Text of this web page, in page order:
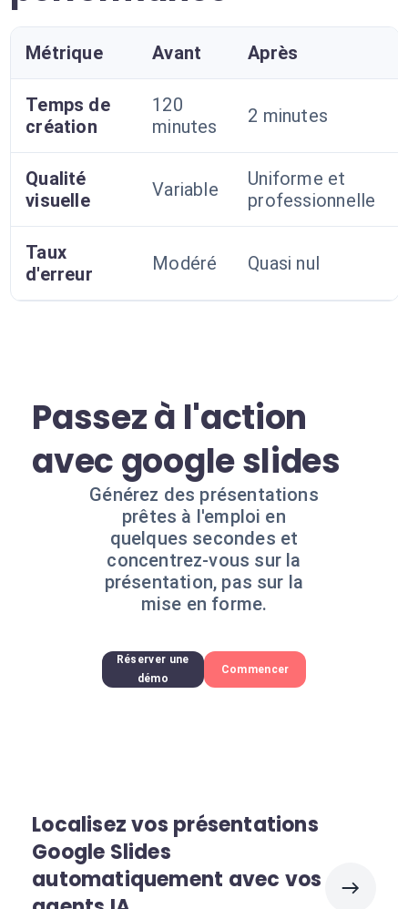
Métrique Avant Après
Temps de
création
120
minutes
2 minutes
Qualité
visuelle
Variable
Uniforme et
professionnelle
Taux
d'erreur
Modéré Quasi nul
Passez à l'action
avec google slides
Générez des présentations
prêtes à l'emploi en
quelques secondes et
concentrez-vous sur la
présentation, pas sur la
mise en forme.
Réserver une
démo
Commencer
Localisez vos présentations
Google Slides
automatiquement avec vos